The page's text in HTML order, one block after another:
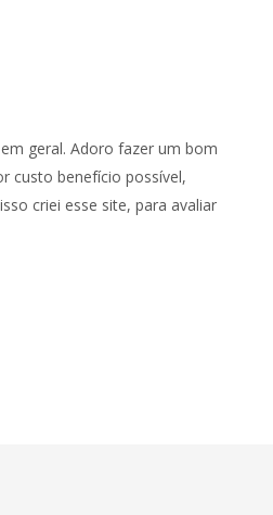
geral. Adoro fazer um bom
custo benefício possível,
criei esse site, para avaliar